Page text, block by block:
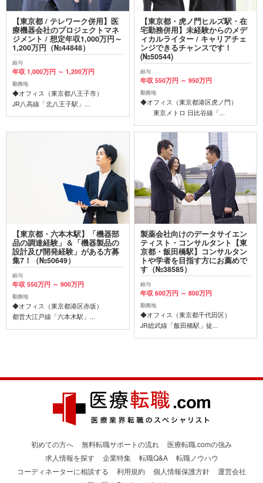
【東京都 / テレワーク併用】医
療機器会社のプロジェクトマネ
ジメント / 想定年収1,000万円～
1,200万円（№44848）
給与
年収 1,000万円 ～ 1,200万円
勤務地
◆オフィス（東京都八王子市）
JR八高線「北八王子駅」...
【東京都・虎ノ門ヒルズ駅・在
宅勤務併用】未経験からのメデ
ィカルライター / キャリアチェ
ンジできるチャンスです！
(№50544)
給与
年収 550万円 ～ 950万円
勤務地
◆オフィス（東京都港区虎ノ門）
東京メトロ 日比谷線「...
【東京都・六本木駅】「機器部
品の調達経験」＆「機器製品の
設計及び開発経験」がある方募
集7！（№50649）
給与
年収 550万円 ～ 900万円
勤務地
◆オフィス（東京都港区赤坂）
都営大江戸線「六本木駅」...
製薬会社向けのデータサイエン
ティスト・コンサルタント【東
京都・飯田橋駅】コンサルタン
トや学者を目指す方にお薦めで
す（№38585）
給与
年収 600万円 ～ 800万円
勤務地
◆オフィス（東京都千代田区）
JR総武線「飯田橋駅」徒...
初めての方へ 無料転職サポートの流れ
医療転職.comの強み
求人情報を探す
企業特集 転職Q&A
転職ノウハウ
コーディネーターに相談する
利用規約 個人情報保護方針
運営会社